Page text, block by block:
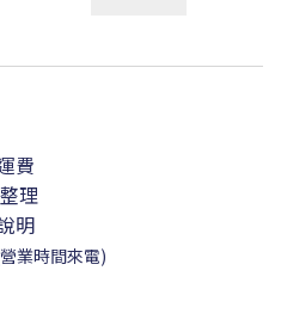
費
理
明
業時間來電)